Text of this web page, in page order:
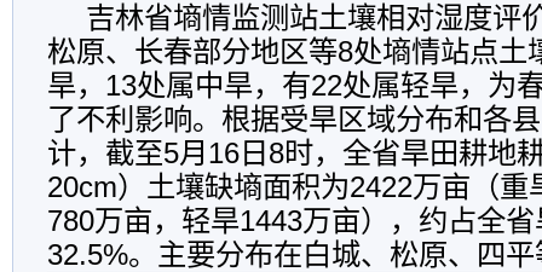
吉林省墒情监测站土壤相对湿度评
松原、长春部分地区等8处墒情站点土
旱，13处属中旱，有22处属轻旱，为
了不利影响。根据受旱区域分布和各
计，截至5月16日8时，全省旱田耕地
20cm）土壤缺墒面积为2422万亩（重
780万亩，轻旱1443万亩），约占全
32.5%。主要分布在白城、松原、四